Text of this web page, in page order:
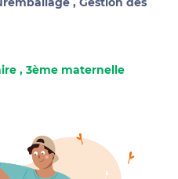
, 3ème maternelle